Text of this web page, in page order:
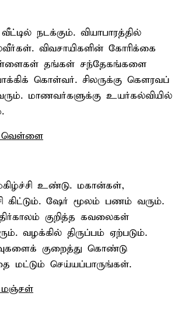
நடக்கும். வியாபாரத்தில்
விவசாயிகளின் கோரிக்கை
தங்கள் சந்தேகங்களை
கொள்வர். சிலருக்கு கௌரவப்
மாணவர்களுக்கு உயர்கல்வியில்
வெள்ளை
உண்டு. மகான்கள்,
கிட்டும். ஷேர் மூலம் பணம் வரும்.
குறித்த கவலைகள்
வழக்கில் திருப்பம் ஏற்படும்.
குறைத்து கொண்டு
மட்டும் செய்யப்பாருங்கள்.
மஞ்சள்